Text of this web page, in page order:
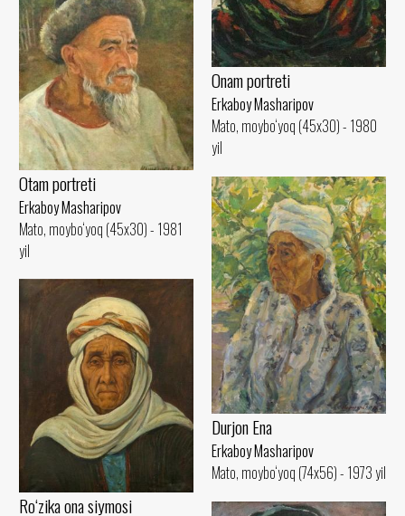
Onam portreti
Erkaboy Masharipov
Mato, moybo‘yoq (45x30) - 1980
yil
Otam portreti
Erkaboy Masharipov
Mato, moybo‘yoq (45x30) - 1981
yil
Durjon Ena
Erkaboy Masharipov
Mato, moybo‘yoq (74x56) - 1973 yil
Ro‘zika ona siymosi